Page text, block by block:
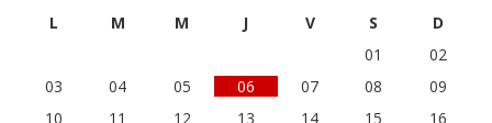
L M M J V S
D
01
02
03
04 05 06 07 08
09
10
11 12 13 14 15
16